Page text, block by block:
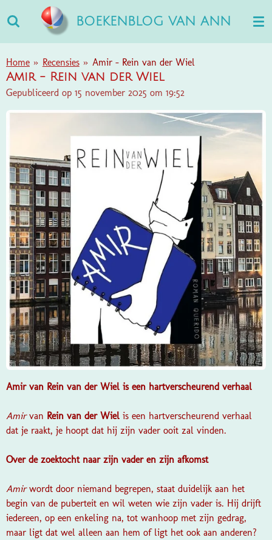
direct
naar
de
hoofdinhoud
BOEKENBLOG VAN ANN
Home » Recensies » Amir - Rein van der Wiel
Amir - Rein van der Wiel
Gepubliceerd op 15 november 2025 om 19:52
Amir van Rein van der Wiel is een hartverscheurend verhaal
Amirvan Rein van der Wiel is een hartverscheurend verhaal
dat je raakt, je hoopt dat hij zijn vader ooit zal vinden.
Over de zoektocht naar zijn vader en zijn afkomst
Amirwordt door niemand begrepen, staat duidelijk aan het
begin van de puberteit en wil weten wie zijn vader is. Hij drijft
iedereen, op een enkeling na, tot wanhoop met zijn gedrag,
maar ligt dat wel alleen aan hem of ligt het ook aan anderen?